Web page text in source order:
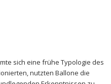
sich eine frühe Typologie⁤ des
nutzten Ballone die